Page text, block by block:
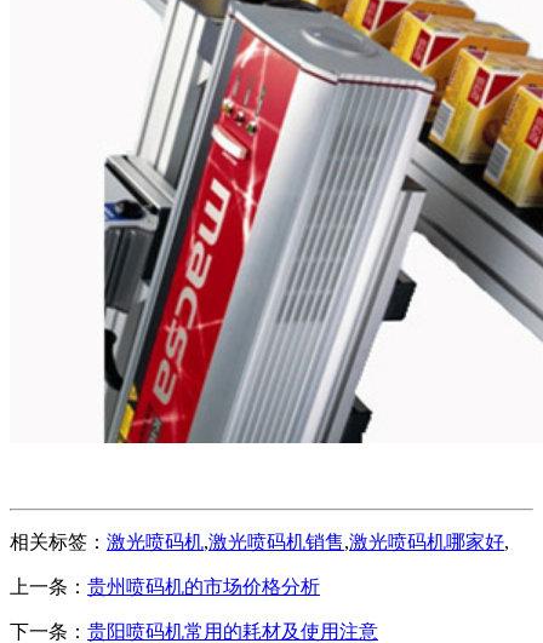
相关标签： 激光喷码机,激光喷码机销售,激光喷码机哪家好,
上一条： 贵州喷码机的市场价格分析
下一条： 贵阳喷码机常用的耗材及使用注意